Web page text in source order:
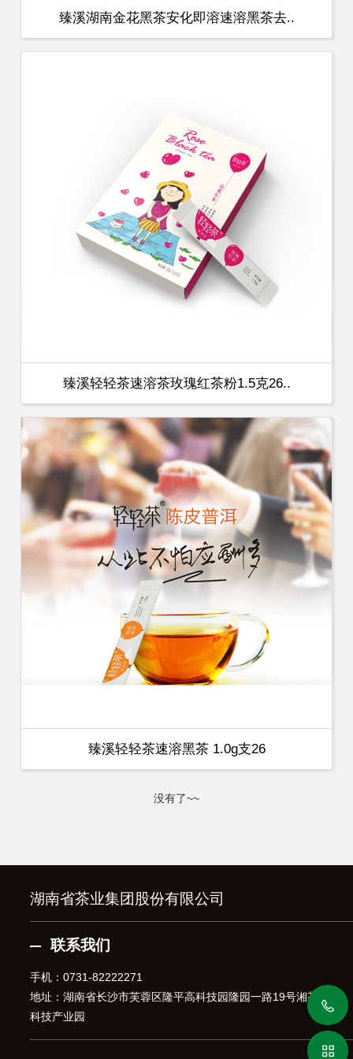
臻溪湖南金花黑茶安化即溶速溶黑茶去..
臻溪轻轻茶速溶茶玫瑰红茶粉1.5克26..
臻溪轻轻茶速溶黑茶 1.0g支26
没有了~~
湖南省茶业集团股份有限公司
联系我们
手机：0731-82222271
地址：湖南省长沙市芙蓉区隆平高科技园隆园一路19号湘茶高
科技产业园